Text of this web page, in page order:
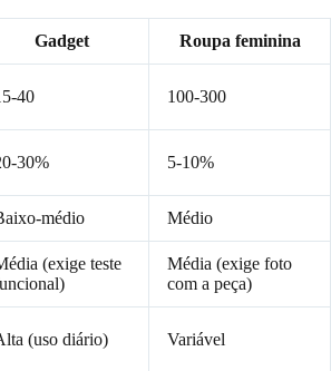
Gadget Roupa feminina
40 100-300
30% 5-10%
médio Médio
(exige teste
Média (exige foto
com a peça)
(uso diário) Variável